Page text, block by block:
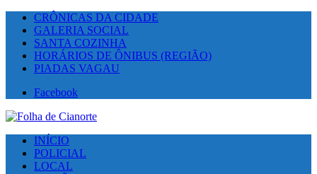
CRÔNICAS DA CIDADE
GALERIA SOCIAL
SANTA COZINHA
HORÁRIOS DE ÔNIBUS (REGIÃO)
PIADAS VAGAU
Facebook
INÍCIO
POLICIAL
LOCAL